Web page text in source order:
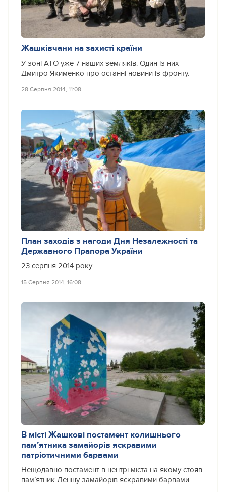
Жашківчани на захисті країни
У зоні АТО уже 7 наших земляків. Один із них –
Дмитро Якименко про останні новини із фронту.
28 Серпня 2014, 11:08
План заходів з нагоди Дня Незалежності та
Державного Прапора України
23 серпня 2014 року
15 Серпня 2014, 16:08
В місті Жашкові постамент колишнього
пам’ятника замайорів яскравими
патріотичними барвами
Нещодавно постамент в центрі міста на якому стояв
пам’ятник Леніну замайорів яскравими барвами.